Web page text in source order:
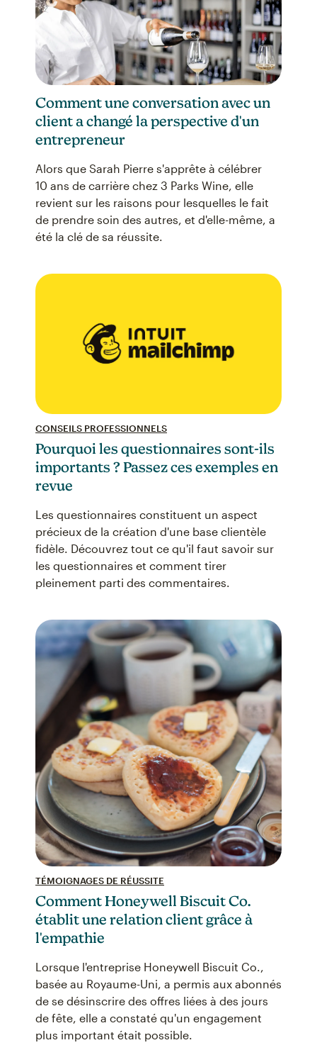
Comment une conversation avec un
client a changé la perspective d'un
entrepreneur
Alors que Sarah Pierre s'apprête à célébrer
10 ans de carrière chez 3 Parks Wine, elle
revient sur les raisons pour lesquelles le fait
de prendre soin des autres, et d'elle-même, a
été la clé de sa réussite.
CONSEILS PROFESSIONNELS
Pourquoi les questionnaires sont-ils
importants ? Passez ces exemples en
revue
Les questionnaires constituent un aspect
précieux de la création d'une base clientèle
fidèle. Découvrez tout ce qu'il faut savoir sur
les questionnaires et comment tirer
pleinement parti des commentaires.
TÉMOIGNAGES DE RÉUSSITE
Comment Honeywell Biscuit Co.
établit une relation client grâce à
l'empathie
Lorsque l'entreprise Honeywell Biscuit Co.,
basée au Royaume-Uni, a permis aux abonnés
de se désinscrire des offres liées à des jours
de fête, elle a constaté qu'un engagement
plus important était possible.